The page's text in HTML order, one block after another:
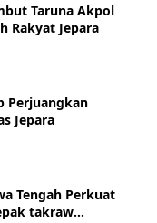
Taruna Akpol
Rakyat Jepara
Perjuangkan
Jepara
Tengah Perkuat
takraw